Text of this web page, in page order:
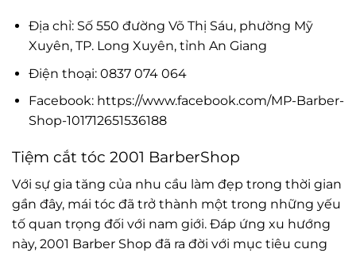
Địa chỉ: Số 550 đường Võ Thị Sáu, phường Mỹ
Xuyên, TP. Long Xuyên, tỉnh An Giang
Điện thoại: 0837 074 064
Facebook: https://www.facebook.com/MP-Barber-
Shop-101712651536188
Tiệm cắt tóc 2001 BarberShop
Với sự gia tăng của nhu cầu làm đẹp trong thời gian
gần đây, mái tóc đã trở thành một trong những yếu
tố quan trọng đối với nam giới. Đáp ứng xu hướng
này, 2001 Barber Shop đã ra đời với mục tiêu cung